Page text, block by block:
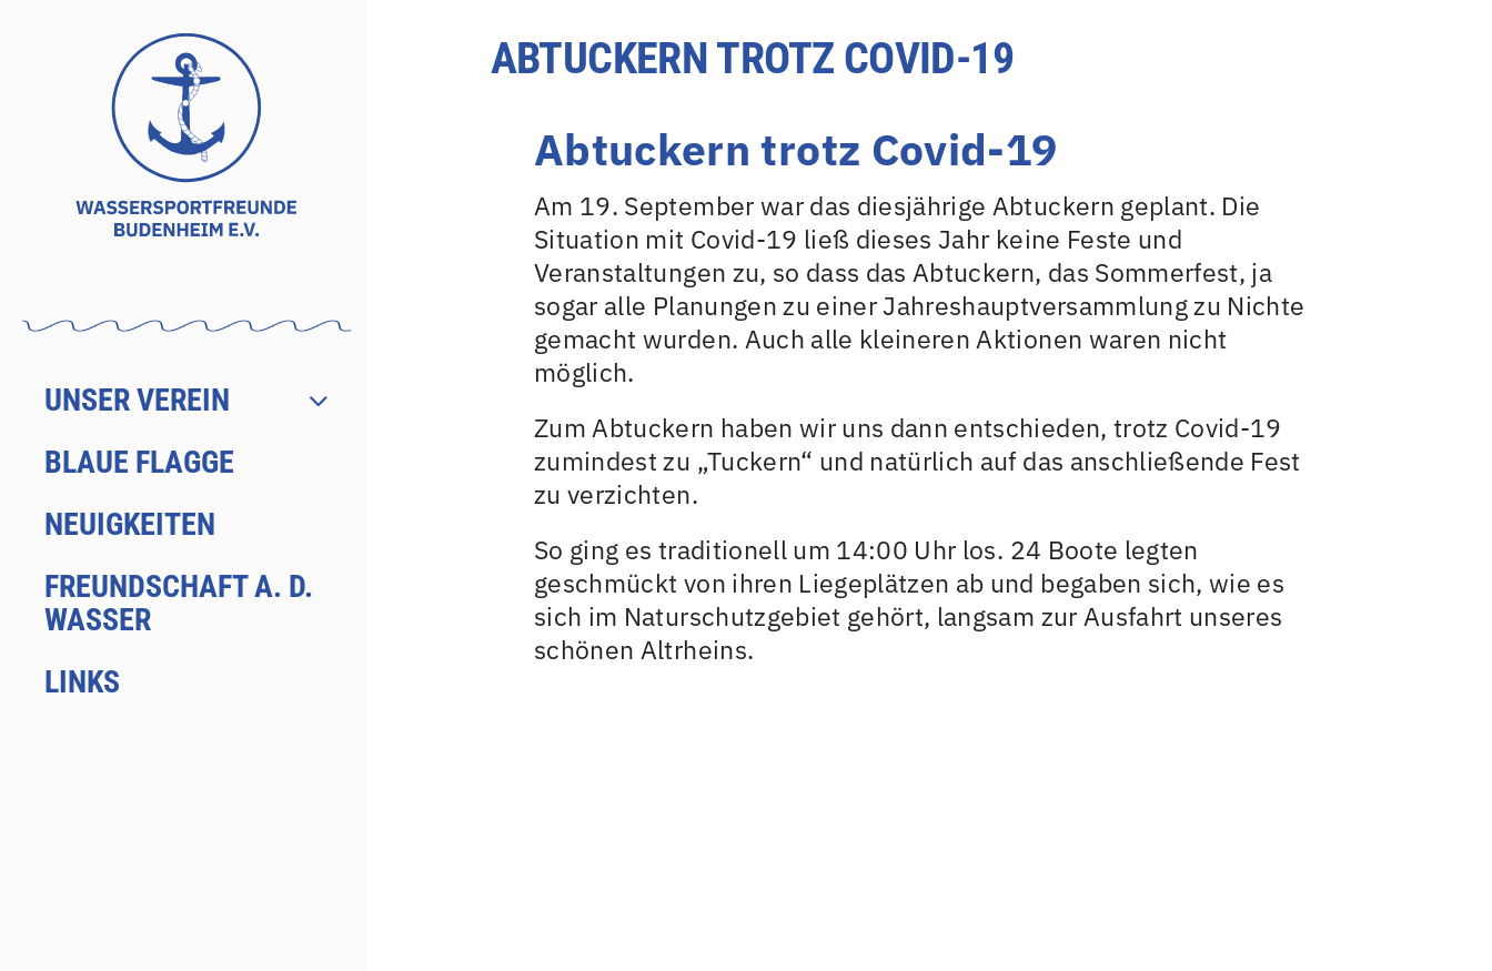
UNSER VEREIN
BLAUE FLAGGE
NEUIGKEITEN
FREUNDSCHAFT A. D.
WASSER
LINKS
ABTUCKERN TROTZ COVID-19
Abtuckern trotz Covid-19
Am 19. September war das diesjährige Abtuckern geplant. Die
Situation mit Covid-19 ließ dieses Jahr keine Feste und
Veranstaltungen zu, so dass das Abtuckern, das Sommerfest, ja
sogar alle Planungen zu einer Jahreshauptversammlung zu Nichte
gemacht wurden. Auch alle kleineren Aktionen waren nicht
möglich.
Zum Abtuckern haben wir uns dann entschieden, trotz Covid-19
zumindest zu „Tuckern“ und natürlich auf das anschließende Fest
zu verzichten.
So ging es traditionell um 14:00 Uhr los. 24 Boote legten
geschmückt von ihren Liegeplätzen ab und begaben sich, wie es
sich im Naturschutzgebiet gehört, langsam zur Ausfahrt unseres
schönen Altrheins.